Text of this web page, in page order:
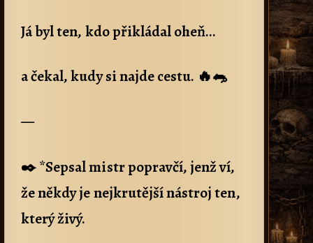
Já byl ten, kdo přikládal oheň…
a čekal, kudy si najde cestu. 🔥🐀
—
✒️ *Sepsal mistr popravčí, jenž ví,
že někdy je nejkrutější nástroj ten,
který živý.